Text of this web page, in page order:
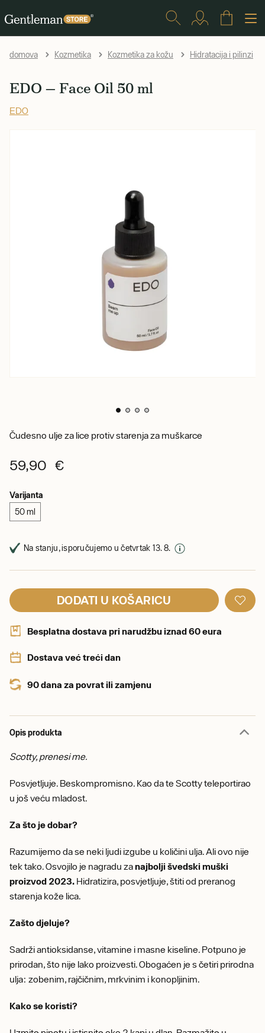
domova Kozmetika Kozmetika za kožu Hidratacija i pilinzi
EDO — Face Oil 50 ml
EDO
Čudesno ulje za lice protiv starenja za muškarce
59,90 €
Varijanta
50 ml
Na stanju, isporučujemo u četvrtak 13. 8.
DODATI U KOŠARICU
Besplatna dostava pri narudžbu iznad 60 eura
Dostava već treći dan
90 dana za povrat ili zamjenu
Opis produkta
Scotty, prenesi me.
Posvjetljuje. Beskompromisno. Kao da te Scotty teleportirao
u još veću mladost.
Za što je dobar?
Razumijemo da se neki ljudi izgube u količini ulja. Ali ovo nije
tek tako. Osvojilo je nagradu zanajbolji švedski muški
proizvod 2023. Hidratizira, posvjetljuje, štiti od preranog
starenja kože lica.
Zašto djeluje?
Sadrži antioksidanse, vitamine i masne kiseline. Potpuno je
prirodan, što nije lako proizvesti. Obogaćen je s četiri prirodna
ulja: zobenim, rajčičnim, mrkvinim i konopljinim.
Kako se koristi?